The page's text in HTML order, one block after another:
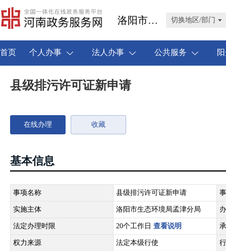
洛阳市孟津区 切换地区/部门
首页 个人办事 法人办事 公共服务
县级排污许可证新申请
在线办理 收藏
基本信息
事项名称 县级排污许可证新申请
实施主体 洛阳市生态环境局孟津分局
法定办理时限 20个工作日 查看说明
权力来源 法定本级行使